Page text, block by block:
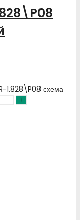
1.828\P08 схема